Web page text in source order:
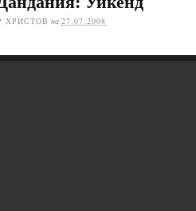
ХРИСТОВ на 27.07.2008